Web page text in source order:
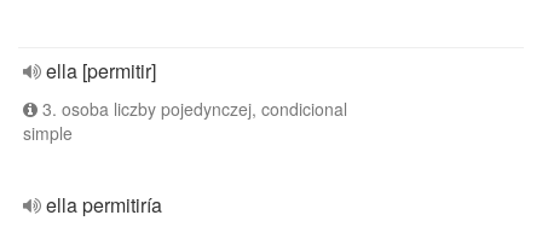
ella [permitir]
3. osoba liczby pojedynczej, condicional
simple
ella permitiría